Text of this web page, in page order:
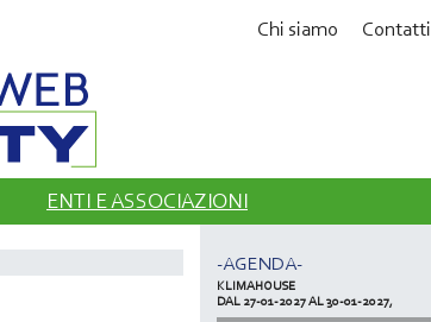
Chi siamo Contatti
ENTI E ASSOCIAZIONI
-AGENDA-
MCE EXPOCOMFORT
DAL 07-03-2028 AL 10-03-2028,
ACCADUEO (H20) edizione BOLOGNA
KLIMAHOUSE
DAL 27-01-2027 AL 30-01-2027,